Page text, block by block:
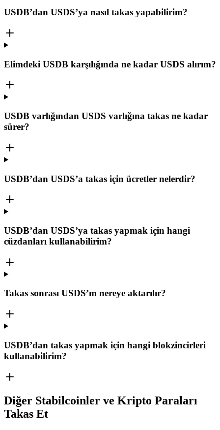
USDB’dan USDS’ya nasıl takas yapabilirim?
Elimdeki USDB karşılığında ne kadar USDS alırım?
USDB varlığından USDS varlığına takas ne kadar
sürer?
USDB’dan USDS’a takas için ücretler nelerdir?
USDB’dan USDS’ya takas yapmak için hangi
cüzdanları kullanabilirim?
Takas sonrası USDS’m nereye aktarılır?
USDB’dan takas yapmak için hangi blokzincirleri
kullanabilirim?
Diğer Stabilcoinler ve Kripto Paraları
Takas Et